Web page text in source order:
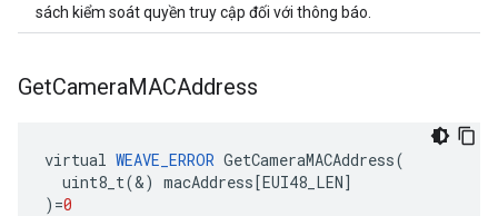
sách kiểm soát quyền truy cập đối với thông báo.
GetCameraMACAddress
virtual WEAVE_ERROR GetCameraMACAddress(
uint8_t(&) macAddress[EUI48_LEN]
) =0